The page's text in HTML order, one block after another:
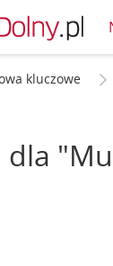
kluczowe